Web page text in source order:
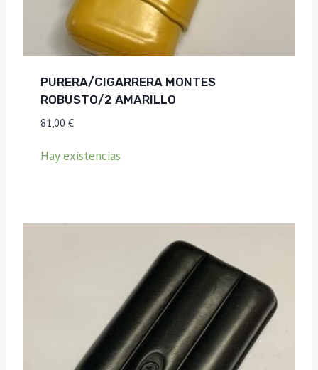
PURERA/CIGARRERA MONTES
ROBUSTO/2 AMARILLO
81,00 €
Hay existencias